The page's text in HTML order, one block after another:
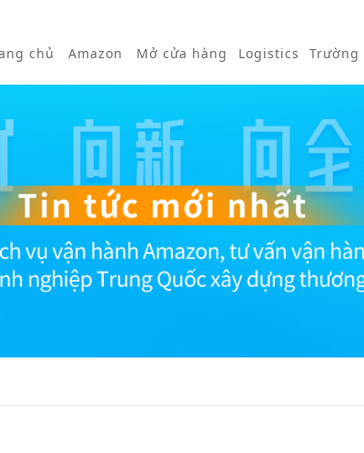
chủ Amazon Mở cửa hàng Logistics Trường